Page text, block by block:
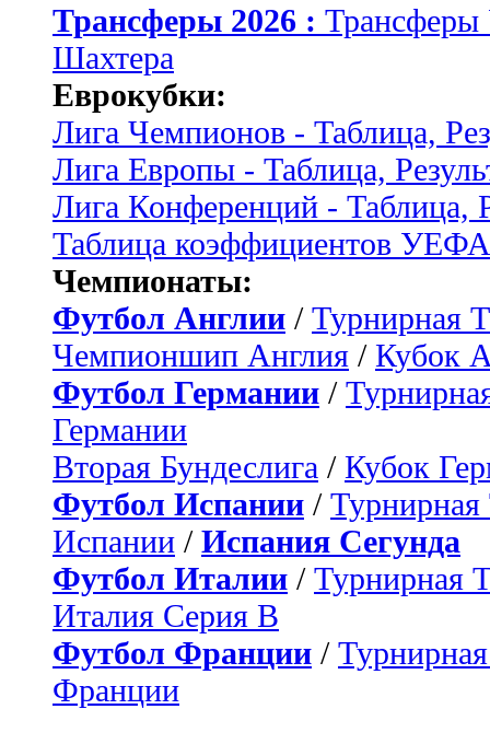
Трансферы 2026 :
Шахтера
Еврокубки:
Лига Чемпионов - Таблица,
Лига Европы - Таблица,
Лига Конференций - Таблица,
Таблица коэффициентов УЕФА
Чемпионаты:
Футбол Англии / Турнирная
Чемпионшип Англия / Кубок
Футбол Германии /
Германии
Вторая Бундеслига / Кубок
Футбол Испании / Турнирная
Испании / Испания Сегунда
Футбол Италии / Турнирная
Италия Серия B
Футбол Франции /
Франции